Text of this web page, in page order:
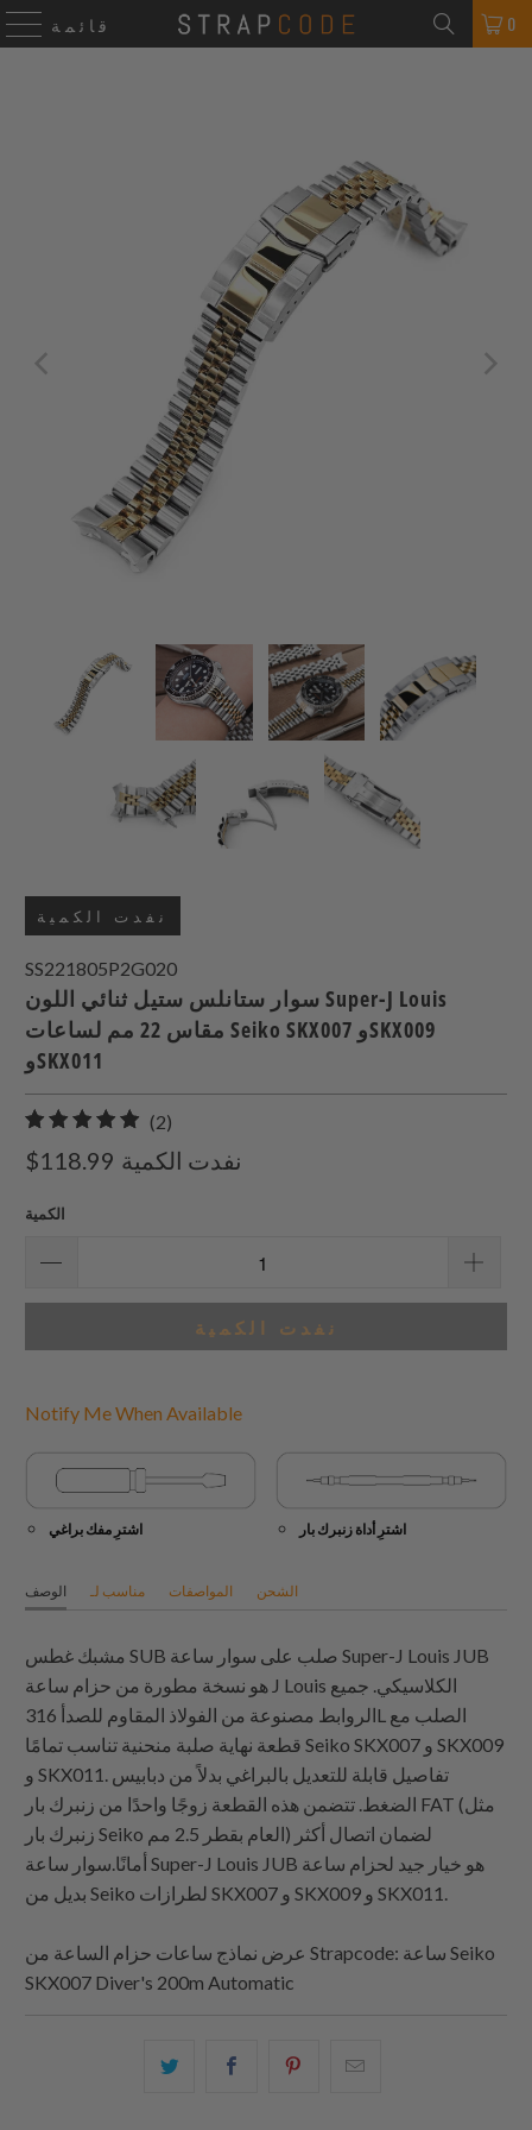
قائمة 0
نفدت الكمية
SS221805P2G020
سوار ستانلس ستيل ثنائي اللون Super-J Louis
مقاس 22 مم لساعات Seiko SKX007 وSKX009
وSKX011
(2)
إجمالي
$118.99 نفدت الكمية
الكمية
نفدت الكمية
Notify Me When Available
اشترِ مفك براغي اشترِ أداة زنبرك بار
الوصف مناسب لـ المواصفات الشحن
مشبك غطس SUB صلب على سوار ساعة Super-J Louis JUB
هو نسخة مطورة من حزام ساعة J Louis الكلاسيكي. جميع
الروابط مصنوعة من الفولاذ المقاوم للصدأ 316L الصلب مع
قطعة نهاية صلبة منحنية تناسب تمامًا Seiko SKX007 و SKX009
و SKX011. تفاصيل قابلة للتعديل بالبراغي بدلاً من دبابيس
الضغط. تتضمن هذه القطعة زوجًا واحدًا من زنبرك بار FAT (مثل
زنبرك بار Seiko العام بقطر 2.5 مم) لضمان اتصال أكثر
أمانًا.سوار ساعة Super-J Louis JUB هو خيار جيد لحزام ساعة
بديل من Seiko لطرازات SKX007 و SKX009 و SKX011.
عرض نماذج ساعات حزام الساعة منStrapcode: ساعة Seiko
SKX007 Diver's 200m Automatic
شارك
شارك
شارك